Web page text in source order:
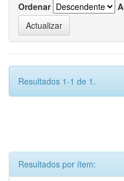
Ordenar
Resultados 1-1 de 1.
Resultados por ítem: